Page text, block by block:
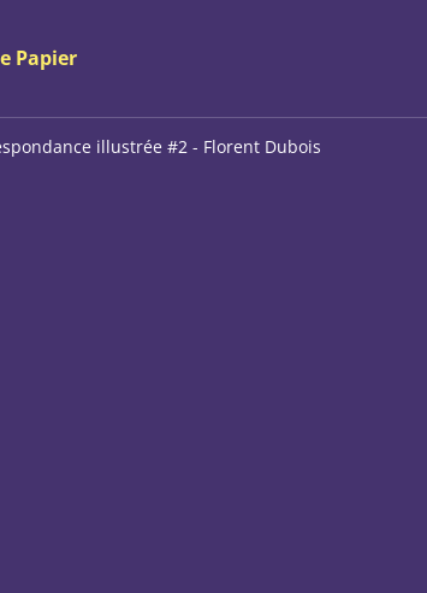
Papier
illustrée #2 - Florent Dubois